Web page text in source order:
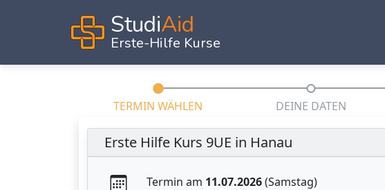
StudiAid
Erste-Hilfe Kurse
TERMIN WÄHLEN DEINE DATEN
Erste Hilfe Kurs 9UE in Hanau
Termin am 11.07.2026(Samstag)